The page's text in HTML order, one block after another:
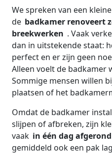
We spreken van een
de badkamer renoveert
breekwerken . Vaak
dan in uitstekende staat:
perfect en er zijn geen
Alleen voelt de badkamer
Sommige mensen willen
plaatsen of het
Omdat de badkamer
slijpen of afbreken, zijn
vaak in één dag afgerond
gemiddeld ook een pak